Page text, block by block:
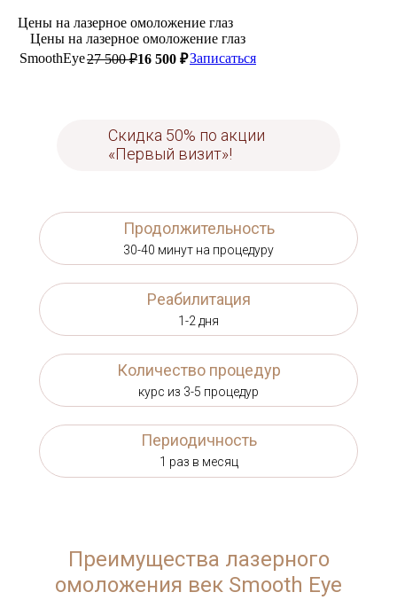
Цены на лазерное омоложение глаз
Цены на лазерное омоложение глаз
SmoothEye27 500 ₽16 500 ₽Записаться
Скидка 50% по акции
«Первый визит»!
1 раз в месяц
Периодичность
курс из 3-5 процедур
Количество процедур
1-2 дня
Реабилитация
30-40 минут на процедуру
Продолжительность
Преимущества лазерного
омоложения век Smooth Eye